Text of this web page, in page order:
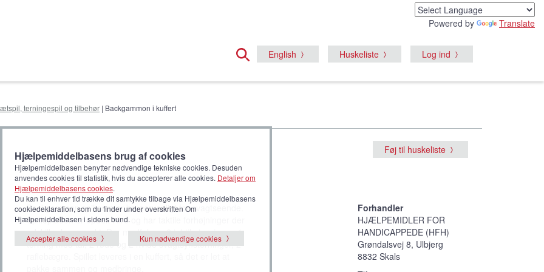
Powered by Translate
English Huskeliste Log ind
terningespil og tilbehør | Backgammon i kuffert
Føj til huskeliste
Backgammon spil som er brugervenligt for svagtseende.
Spillepladen er opdelt i fire og har taktile forhøjninger der
adskiller hver punkt. Der medfølger: 2 taktile terninger, 1
terning med tal, 2 røde og 2 hvide svagtsynsterninger, 2
Forhandler
HJÆLPEMIDLER FOR
HANDICAPPEDE (HFH)
Grøndalsvej 8, Ulbjerg
8832 Skals
Hjælpemiddelbasens brug af cookies
Hjælpemiddelbasen benytter nødvendige tekniske cookies. Desuden
anvendes cookies til statistik, hvis du accepterer alle cookies. Detaljer om
Hjælpemiddelbasens cookies.
Du kan til enhver tid trække dit samtykke tilbage via Hjælpemiddelbasens
cookiedeklaration, som du finder under overskriften Om
Hjælpemiddelbasen i sidens bund.
Accepter alle cookies
Kun nødvendige cookies